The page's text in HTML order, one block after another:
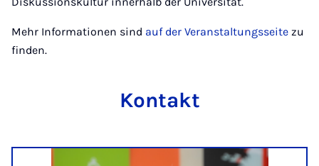
Mehr Informationen sind auf der Veranstaltungsseite zu
finden.
Kontakt